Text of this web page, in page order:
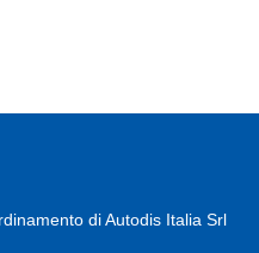
di Autodis Italia Srl